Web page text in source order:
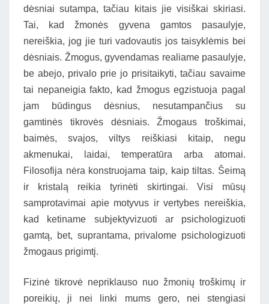
dėsniai sutampa, tačiau kitais jie visiškai skiriasi.
Tai, kad žmonės gyvena gamtos pasaulyje,
nereiškia, jog jie turi vadovautis jos taisyklėmis bei
dėsniais. Žmogus, gyvendamas realiame pasaulyje,
be abejo, privalo prie jo prisitaikyti, tačiau savaime
tai nepaneigia fakto, kad žmogus egzistuoja pagal
jam būdingus dėsnius, nesutampančius su
gamtinės tikrovės dėsniais. Žmogaus troškimai,
baimės, svajos, viltys reiškiasi kitaip, negu
akmenukai, laidai, temperatūra arba atomai.
Filosofija nėra konstruojama taip, kaip tiltas. Šeimą
ir kristalą reikia tyrinėti skirtingai. Visi mūsų
samprotavimai apie motyvus ir vertybes nereiškia,
kad ketiname subjektyvizuoti ar psichologizuoti
gamtą, bet, suprantama, privalome psichologizuoti
žmogaus prigimtį.
Fizinė tikrovė nepriklauso nuo žmonių troškimų ir
poreikių, ji nei linki mums gero, nei stengiasi